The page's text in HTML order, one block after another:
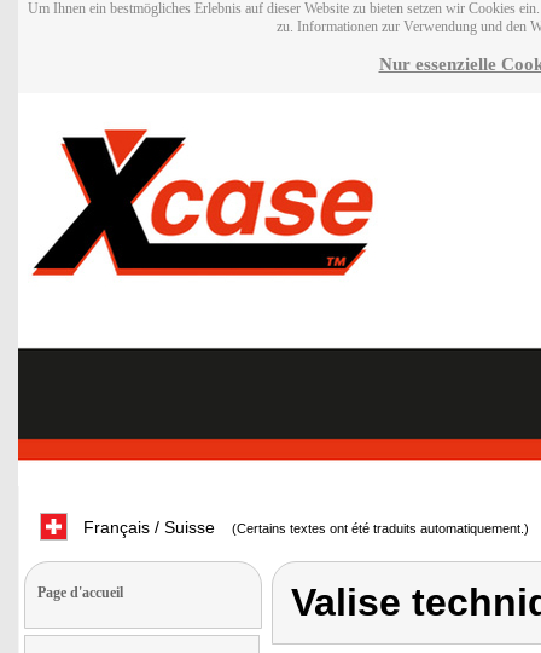
Um Ihnen ein bestmögliches Erlebnis auf dieser Website zu bieten setzen wir Cookies
zu. Informationen zur Verwendung und den
Nur essenzielle
Français / Suisse (Certains textes ont été traduits automatiquement.)
Page d'accueil Valise